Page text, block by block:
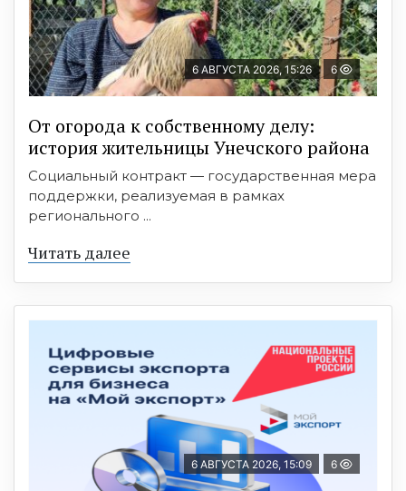
6 АВГУСТА 2026, 15:26 6
От огорода к собственному делу:
история жительницы Унечского района
Социальный контракт — государственная мера
поддержки, реализуемая в рамках
регионального ...
Читать далее
6 АВГУСТА 2026, 15:09 6